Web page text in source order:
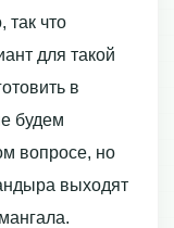
так что
для такой
в
будем
вопросе, но
выходят